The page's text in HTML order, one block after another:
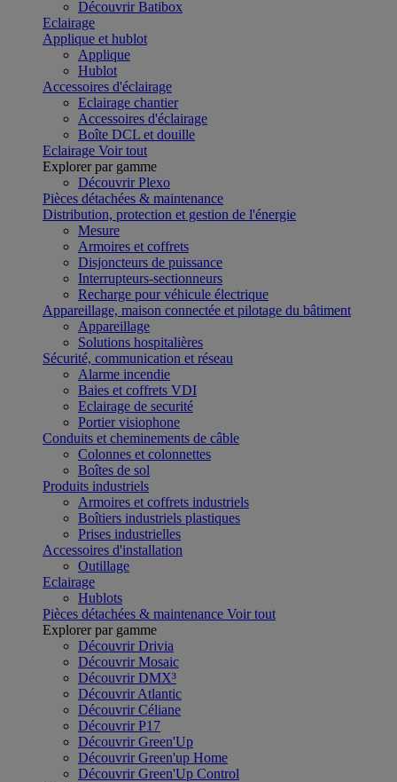
Découvrir Batibox
Eclairage
Applique et hublot
Applique
Hublot
Accessoires d'éclairage
Eclairage chantier
Accessoires d'éclairage
Boîte DCL et douille
Eclairage Voir tout
Explorer par gamme
Découvrir Plexo
Pièces détachées & maintenance
Distribution, protection et gestion de l'énergie
Mesure
Armoires et coffrets
Disjoncteurs de puissance
Interrupteurs-sectionneurs
Recharge pour véhicule électrique
Appareillage, maison connectée et pilotage du bâtiment
Appareillage
Solutions hospitalières
Sécurité, communication et réseau
Alarme incendie
Baies et coffrets VDI
Eclairage de securité
Portier visiophone
Conduits et cheminements de câble
Colonnes et colonnettes
Boîtes de sol
Produits industriels
Armoires et coffrets industriels
Boîtiers industriels plastiques
Prises industrielles
Accessoires d'installation
Outillage
Eclairage
Hublots
Pièces détachées & maintenance Voir tout
Explorer par gamme
Découvrir Drivia
Découvrir Mosaic
Découvrir DMX³
Découvrir Atlantic
Découvrir Céliane
Découvrir P17
Découvrir Green'Up
Découvrir Green'up Home
Découvrir Green'Up Control